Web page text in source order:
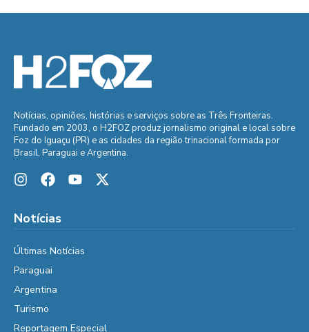
Notícias, opiniões, histórias e serviços sobre as Três Fronteiras.
Fundado em 2003, o H2FOZ produz jornalismo original e local sobre
Foz do Iguaçu (PR) e as cidades da região trinacional formada por
Brasil, Paraguai e Argentina.
Notícias
Últimas Notícias
Paraguai
Argentina
Turismo
Reportagem Especial